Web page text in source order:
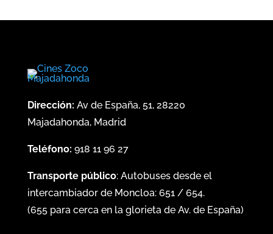
Dirección: Av de España, 51, 28220
Majadahonda, Madrid
Teléfono: 918 11 96 27
Transporte público: Autobuses desde el
intercambiador de Moncloa: 651/ 654.
(655para cerca en la glorieta de Av. de España)